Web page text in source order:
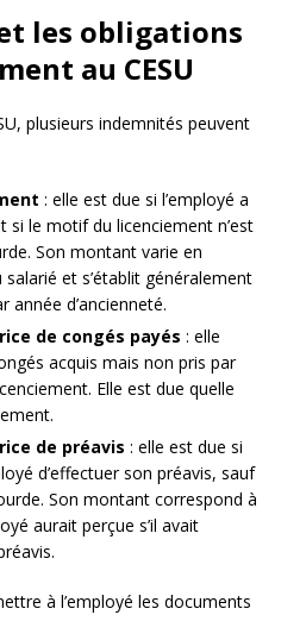
les obligations
au CESU
plusieurs indemnités peuvent
: elle est due si l’employé a
si le motif du licenciement n’est
Son montant varie en
et s’établit généralement
année d’ancienneté.
de congés payés : elle
acquis mais non pris par
Elle est due quelle
de préavis : elle est due si
d’effectuer son préavis, sauf
Son montant correspond à
aurait perçue s’il avait
à l’employé les documents